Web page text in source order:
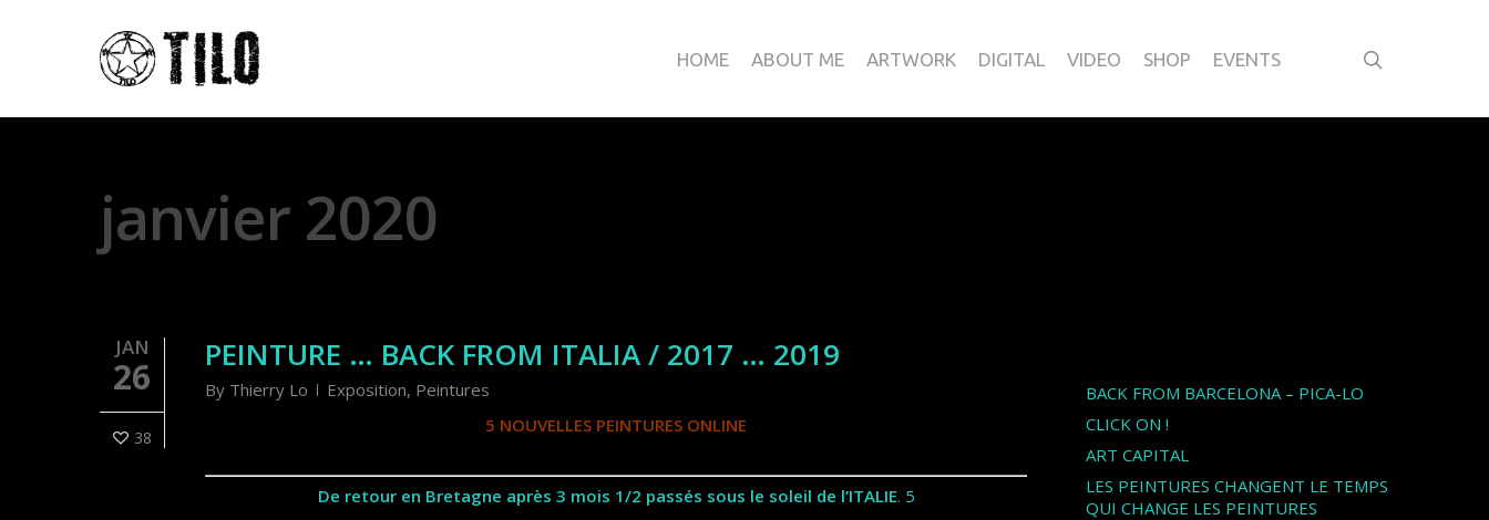
HOME ABOUT ME ARTWORK DIGITAL VIDEO SHOP EVENTS
janvier 2020
JAN
26
38
PEINTURE … BACK FROM ITALIA / 2017 … 2019
By Thierry Lo Exposition, Peintures
5 NOUVELLES PEINTURES ONLINE
De retour en Bretagne après 3 mois 1/2 passés sous le soleil de l’ITALIE. 5
BACK FROM BARCELONA – PICA-LO
CLICK ON !
ART CAPITAL
LES PEINTURES CHANGENT LE TEMPS
QUI CHANGE LES PEINTURES